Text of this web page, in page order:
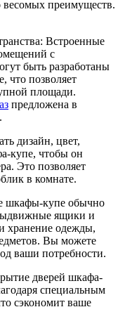
весомых преимуществ.
Встроенные
с
быть разработаны
что позволяет
площади.
предложена в
дизайн, цвет,
купе, чтобы он
Это позволяет
в комнате.
шкафы-купе обычно
ящики и
хранение одежды,
Вы можете
ваши потребности.
дверей шкафа-
специальным
сэкономит ваше